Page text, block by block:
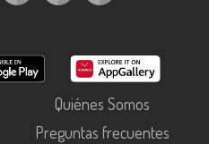
Quiénes Somos
Preguntas frecuentes